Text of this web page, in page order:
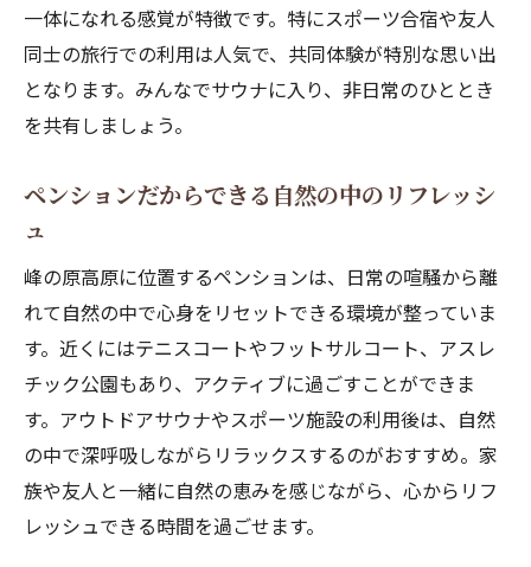
一体になれる感覚が特徴です。特にスポーツ合宿や友人
同士の旅行での利用は人気で、共同体験が特別な思い出
となります。みんなでサウナに入り、非日常のひととき
を共有しましょう。
ペンションだからできる自然の中のリフレッシ
ュ
峰の原高原に位置するペンションは、日常の喧騒から離
れて自然の中で心身をリセットできる環境が整っていま
す。近くにはテニスコートやフットサルコート、アスレ
チック公園もあり、アクティブに過ごすことができま
す。アウトドアサウナやスポーツ施設の利用後は、自然
の中で深呼吸しながらリラックスするのがおすすめ。家
族や友人と一緒に自然の恵みを感じながら、心からリフ
レッシュできる時間を過ごせます。